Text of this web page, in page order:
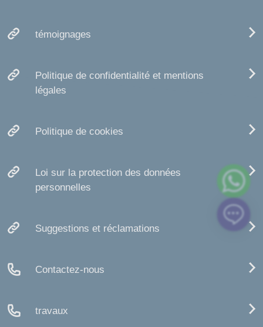
témoignages
Politique de confidentialité et mentions
légales
Politique de cookies
Loi sur la protection des données
personnelles
Suggestions et réclamations
Contactez-nous
travaux